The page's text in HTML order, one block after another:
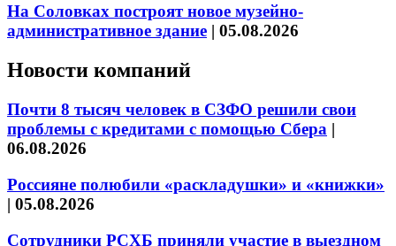
На Соловках построят новое музейно-
административное здание | 05.08.2026
Новости компаний
Почти 8 тысяч человек в СЗФО решили свои
проблемы с кредитами с помощью Сбера |
06.08.2026
Россияне полюбили «раскладушки» и «книжки»
| 05.08.2026
Сотрудники РСХБ приняли участие в выездном